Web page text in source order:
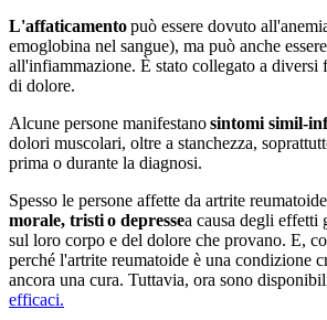
L'affaticamentopuò essere dovuto
emoglobina nel sangue), ma può anche
all'infiammazione. È stato collegato a
di dolore.
Alcune persone manifestanosintomi simil-
dolori muscolari, oltre a stanchezza,
prima o durante la diagnosi.
Spesso le persone affette da artrite reumatoide
morale, tristio depressea causa degli effetti
sul loro corpo e del dolore che provano. E,
perché l'artrite reumatoide è una condizione
ancora una cura. Tuttavia, ora sono
efficaci.